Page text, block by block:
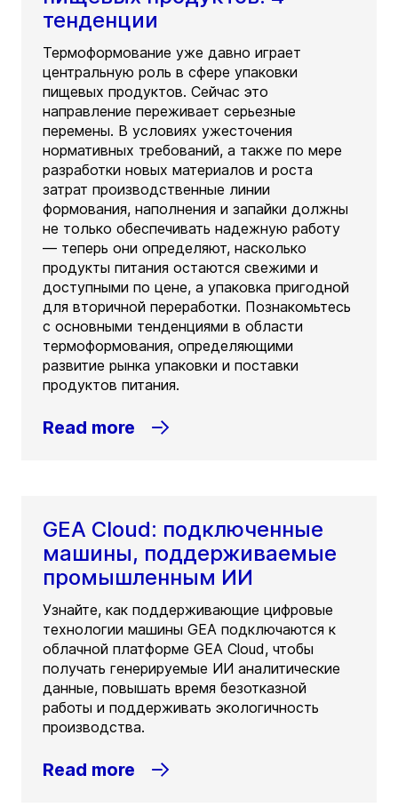
тенденции
Термоформование уже давно играет
центральную роль в сфере упаковки
пищевых продуктов. Сейчас это
направление переживает серьезные
перемены. В условиях ужесточения
нормативных требований, а также по мере
разработки новых материалов и роста
затрат производственные линии
формования, наполнения и запайки должны
не только обеспечивать надежную работу
— теперь они определяют, насколько
продукты питания остаются свежими и
доступными по цене, а упаковка пригодной
для вторичной переработки. Познакомьтесь
с основными тенденциями в области
термоформования, определяющими
развитие рынка упаковки и поставки
продуктов питания.
Read more
GEA Cloud: подключенные
машины, поддерживаемые
промышленным ИИ
Узнайте, как поддерживающие цифровые
технологии машины GEA подключаются к
облачной платформе GEA Cloud, чтобы
получать генерируемые ИИ аналитические
данные, повышать время безотказной
работы и поддерживать экологичность
производства.
Read more